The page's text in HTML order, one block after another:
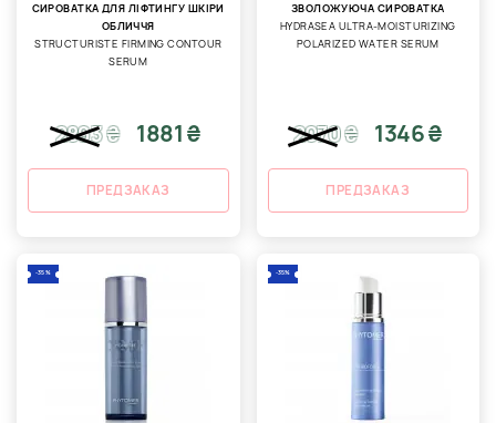
СИРОВАТКА ДЛЯ ЛІФТИНГУ ШКІРИ
ОБЛИЧЧЯ
STRUCTURISTE FIRMING CONTOUR
SERUM
2893₴ 1881 ₴
ПРЕДЗАКАЗ
ЗВОЛОЖУЮЧА СИРОВАТКА
HYDRASEA ULTRA-MOISTURIZING
POLARIZED WATER SERUM
2070₴ 1346 ₴
ПРЕДЗАКАЗ
-35% -35%